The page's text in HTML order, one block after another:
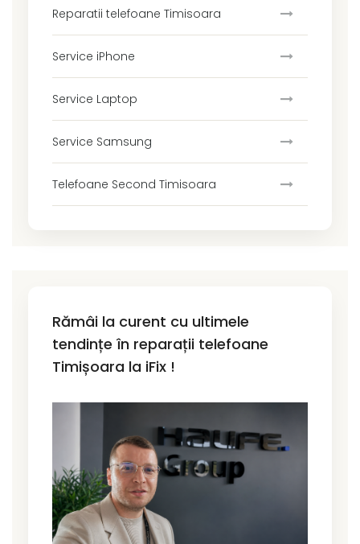
Reparatii telefoane Timisoara
Service iPhone
Service Laptop
Service Samsung
Telefoane Second Timisoara
Rămâi la curent cu ultimele
tendințe în reparații telefoane
Timișoara la iFix !